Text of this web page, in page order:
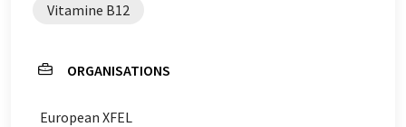
Vitamine B12
ORGANISATIONS
European XFEL